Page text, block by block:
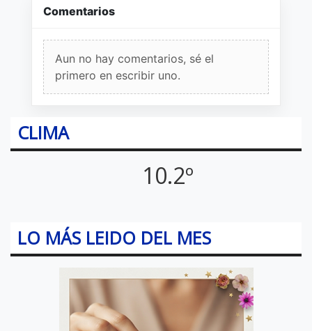
Comentarios
Aun no hay comentarios, sé el
primero en escribir uno.
CLIMA
10.2º
LO MÁS LEIDO DEL MES